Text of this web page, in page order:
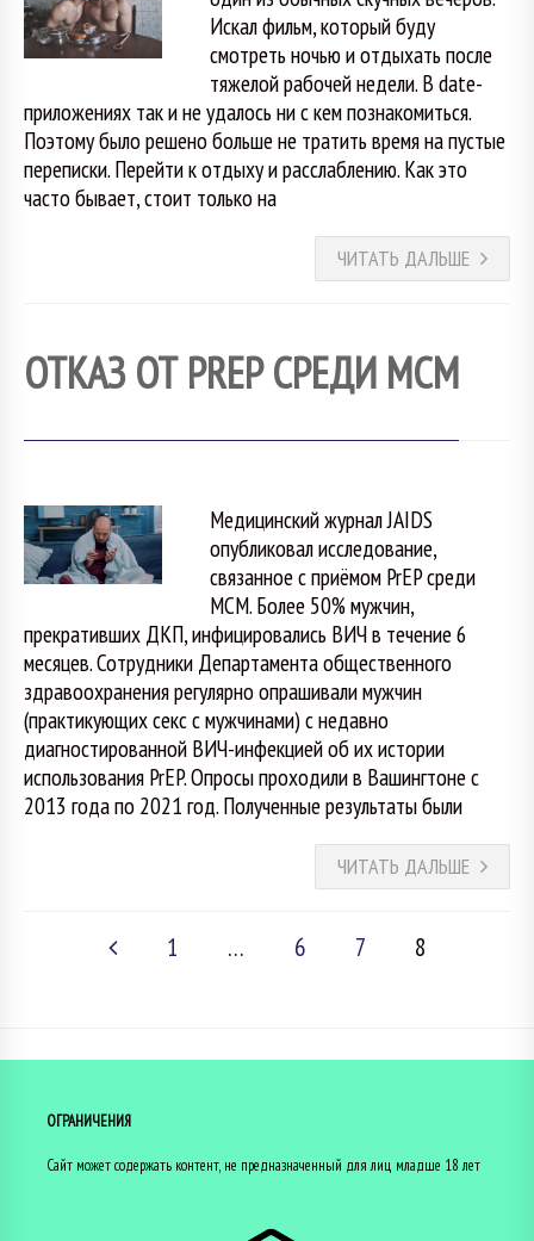
Искал фильм, который буду
смотреть ночью и отдыхать после
тяжелой рабочей недели. В date-
приложениях так и не удалось ни с кем познакомиться.
Поэтому было решено больше не тратить время на пустые
переписки. Перейти к отдыху и расслаблению. Как это
часто бывает, стоит только на
ЧИТАТЬ ДАЛЬШЕ
ОТКАЗ ОТ PREP СРЕДИ МСМ
Медицинский журнал JAIDS
опубликовал исследование,
связанное с приёмом PrEP среди
МСМ. Более 50% мужчин,
прекративших ДКП, инфицировались ВИЧ в течение 6
месяцев. Сотрудники Департамента общественного
здравоохранения регулярно опрашивали мужчин
(практикующих секс с мужчинами) с недавно
диагностированной ВИЧ-инфекцией об их истории
использования PrEP. Опросы проходили в Вашингтоне с
2013 года по 2021 год. Полученные результаты были
ЧИТАТЬ ДАЛЬШЕ
1 … 6 7 8
ОГРАНИЧЕНИЯ
Сайт может содержать контент, не предназначенный для лиц младше 18 лет